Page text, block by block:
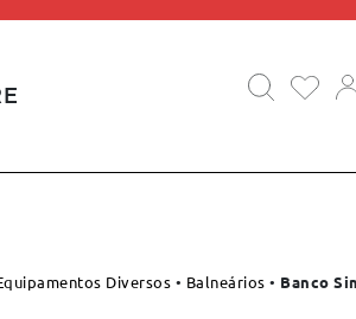
Diversos • Balneários • Banco